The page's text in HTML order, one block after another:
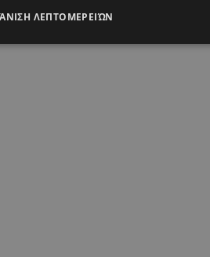
ΛΕΠΤΟΜΕΡΕΙΏΝ